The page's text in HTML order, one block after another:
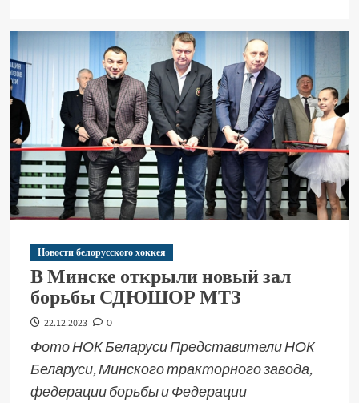
Новости белорусского хоккея
В Минске открыли новый зал
борьбы СДЮШОР МТЗ
22.12.2023 0
Фото НОК Беларуси Представители НОК
Беларуси, Минского тракторного завода,
федерации борьбы и Федерации